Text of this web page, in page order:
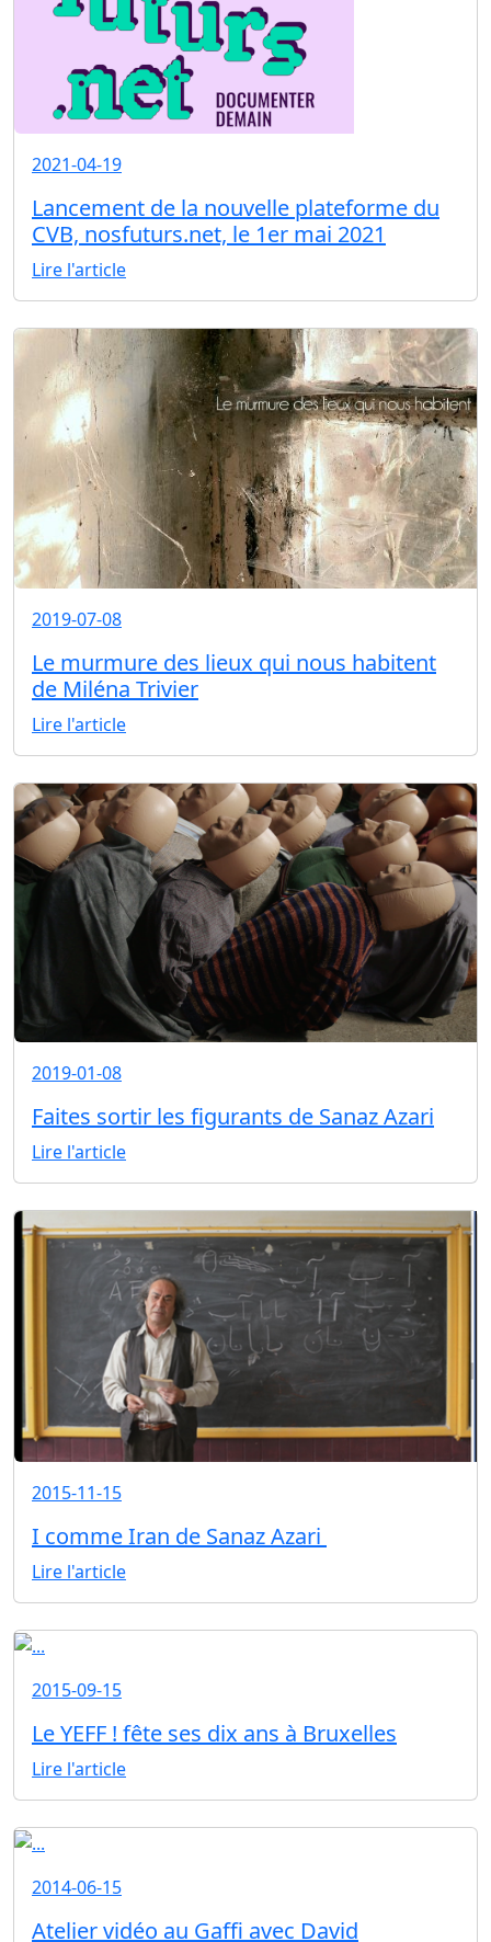
2021-04-19
Lancement de la nouvelle plateforme du
CVB, nosfuturs.net, le 1er mai 2021
Lire l'article
2019-07-08
Le murmure des lieux qui nous habitent
de Miléna Trivier
Lire l'article
2019-01-08
Faites sortir les figurants de Sanaz Azari
Lire l'article
2015-11-15
I comme Iran de Sanaz Azari
Lire l'article
2015-09-15
Le YEFF ! fête ses dix ans à Bruxelles
Lire l'article
2014-06-15
Atelier vidéo au Gaffi avec David